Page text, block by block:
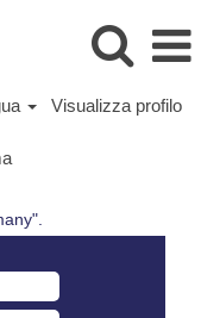
Visualizza profilo
(pagina